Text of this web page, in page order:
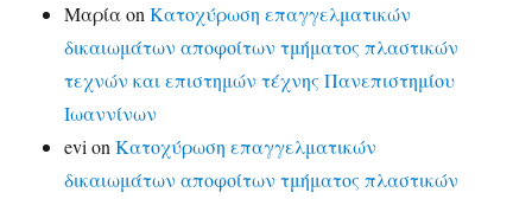
ΜαρίαonΚατοχύρωση επαγγελματικών
δικαιωμάτων αποφοίτων τμήματος πλαστικών
τεχνών και επιστημών τέχνης Πανεπιστημίου
Ιωαννίνων
evi onΚατοχύρωση επαγγελματικών
δικαιωμάτων αποφοίτων τμήματος πλαστικών